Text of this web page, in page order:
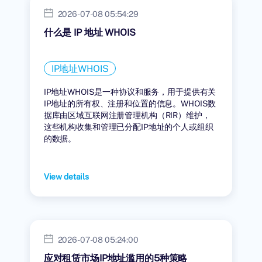
2026-07-08 05:54:29
什么是 IP 地址 WHOIS
IP地址WHOIS
IP地址WHOIS是一种协议和服务，用于提供有关
IP地址的所有权、注册和位置的信息。WHOIS数
据库由区域互联网注册管理机构（RIR）维护，
这些机构收集和管理已分配IP地址的个人或组织
的数据。
View details
2026-07-08 05:24:00
应对租赁市场IP地址滥用的5种策略